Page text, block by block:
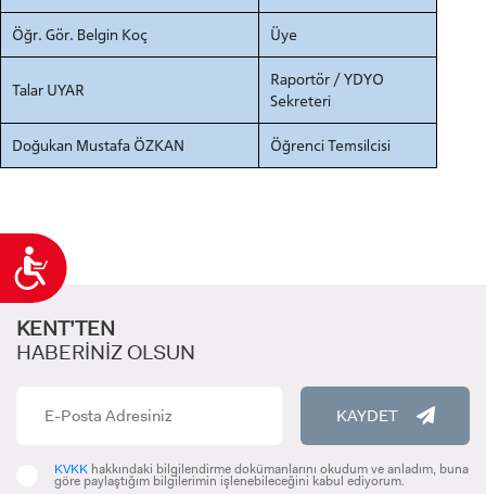
Ulaşılabilirlik
Öğr. Gör. Belgin Koç Üye
Talar UYAR
Raportör / YDYO
Sekreteri
Doğukan Mustafa ÖZKAN Öğrenci Temsilcisi
KENT’TEN
HABERİNİZ OLSUN
KAYDET
KVKK hakkındaki bilgilendirme dokümanlarını okudum ve anladım, buna
göre paylaştığım bilgilerimin işlenebileceğini kabul ediyorum.